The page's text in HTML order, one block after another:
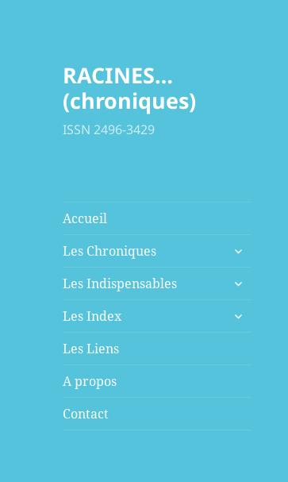
RACINES…
(chroniques)
ISSN 2496-3429
Accueil
Les Chroniques
ouvrir
sous-
Les Indispensables
ouvrir
sous-
Les Index
ouvrir
Les Liens
A propos
Contact